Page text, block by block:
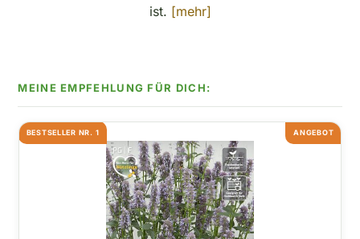
ist. [mehr]
ANGEBOT
BESTSELLER NR. 1